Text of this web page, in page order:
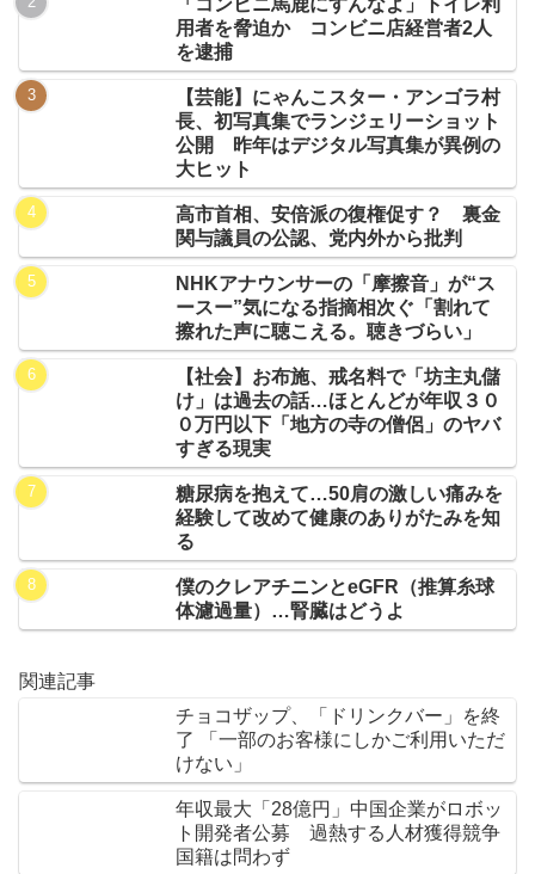
用者を脅迫か コンビニ店経営者2人
を逮捕
【芸能】にゃんこスター・アンゴラ村
長、初写真集でランジェリーショット
公開 昨年はデジタル写真集が異例の
大ヒット
高市首相、安倍派の復権促す？ 裏金
関与議員の公認、党内外から批判
NHKアナウンサーの「摩擦音」が“ス
ースー”気になる指摘相次ぐ「割れて
擦れた声に聴こえる。聴きづらい」
【社会】お布施、戒名料で「坊主丸儲
け」は過去の話…ほとんどが年収３０
０万円以下「地方の寺の僧侶」のヤバ
すぎる現実
糖尿病を抱えて…50肩の激しい痛みを
経験して改めて健康のありがたみを知
る
僕のクレアチニンとeGFR（推算糸球
体濾過量）…腎臓はどうよ
関連記事
チョコザップ、「ドリンクバー」を終
了 「一部のお客様にしかご利用いただ
けない」
年収最大「28億円」中国企業がロボッ
ト開発者公募 過熱する人材獲得競争
国籍は問わず